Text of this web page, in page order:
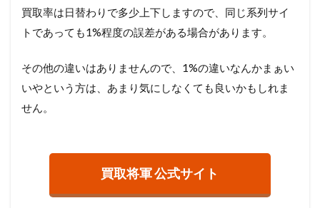
買取率は日替わりで多少上下しますので、同じ系列サイ
トであっても1%程度の誤差がある場合があります。
その他の違いはありませんので、1%の違いなんかまぁい
いやという方は、あまり気にしなくても良いかもしれま
せん。
買取将軍 公式サイト